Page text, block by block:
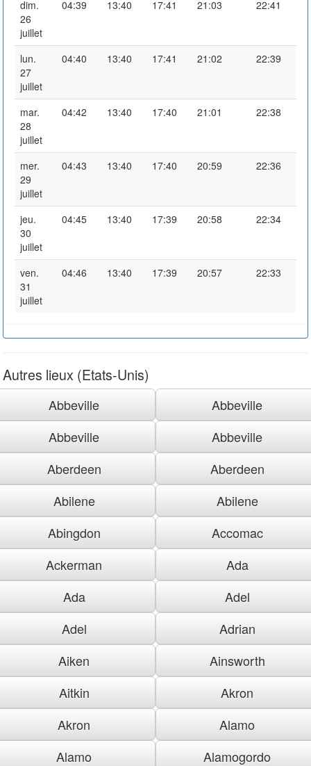
dim.
26
juillet
04:39 13:40 17:41 21:03 22:41
lun.
27
juillet
04:40 13:40 17:41 21:02 22:39
mar.
28
juillet
04:42 13:40 17:40 21:01 22:38
mer.
29
juillet
04:43 13:40 17:40 20:59 22:36
jeu.
30
juillet
04:45 13:40 17:39 20:58 22:34
ven.
31
juillet
04:46 13:40 17:39 20:57 22:33
Autres lieux (Etats-Unis)
Abbeville
Abbeville
Abbeville
Abbeville
Aberdeen
Aberdeen
Abilene
Abilene
Abingdon
Accomac
Ackerman
Ada
Ada
Adel
Adel
Adrian
Aiken
Ainsworth
Aitkin
Akron
Akron
Alamo
Alamo
Alamogordo